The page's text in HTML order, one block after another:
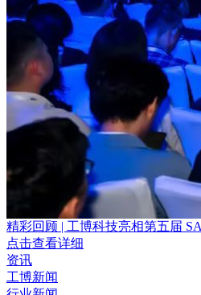
精彩回顾 | 工博科技亮相第五届
点击查看详细
资讯
工博新闻